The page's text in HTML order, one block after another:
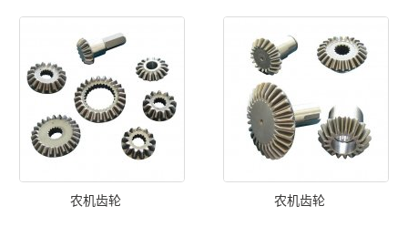
农机齿轮 农机齿轮